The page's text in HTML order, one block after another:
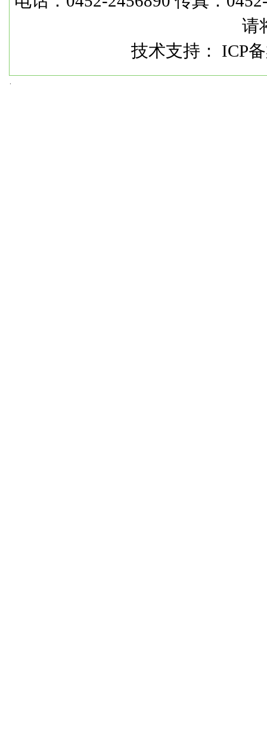
请
技术支持： ICP